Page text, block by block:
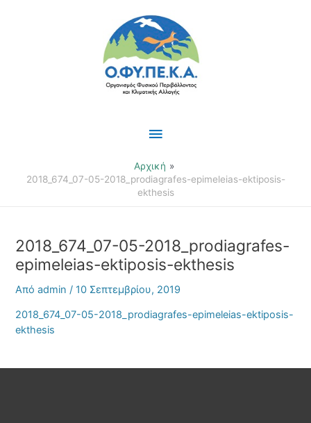
Κύριο
Μενού
Αρχική
2018_674_07-05-2018_prodiagrafes-epimeleias-ektiposis-
ekthesis
2018_674_07-05-2018_prodiagrafes-
epimeleias-ektiposis-ekthesis
Απόadmin/10 Σεπτεμβρίου, 2019
2018_674_07-05-2018_prodiagrafes-epimeleias-ektiposis-
ekthesis